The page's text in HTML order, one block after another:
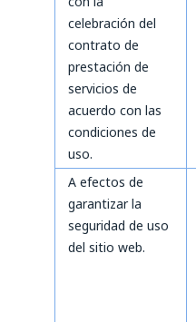
celebración del
contrato de
prestación de
servicios de
acuerdo con las
condiciones de
uso.
A efectos de
garantizar la
seguridad de uso
del sitio web.